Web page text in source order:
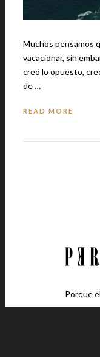
Muchos pensamos
vacacionar, sin
creó lo opuesto,
de …
READ MORE
Porque